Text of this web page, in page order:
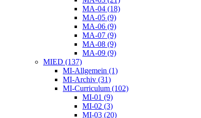
MA-04 (18)
MA-05 (9)
MA-06 (9)
MA-07 (9)
MA-08 (9)
MA-09 (9)
MIED (137)
MI-Allgemein (1)
MI-Archiv (31)
MI-Curriculum (102)
MI-01 (9)
MI-02 (3)
MI-03 (20)